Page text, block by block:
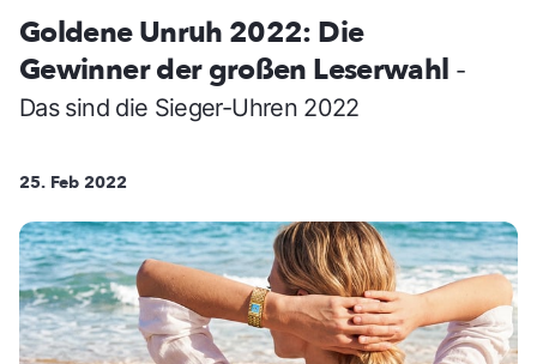
Goldene Unruh 2022: Die
Gewinner der großen Leserwahl -
Das sind die Sieger-Uhren 2022
25. Feb 2022